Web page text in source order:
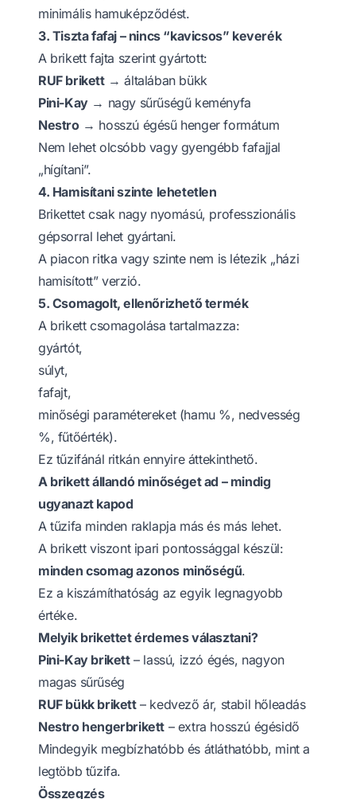
minimális hamuképződést.
3. Tiszta fafaj – nincs “kavicsos” keverék
A brikett fajta szerint gyártott:
RUF brikett→ általában bükk
Pini-Kay→ nagy sűrűségű keményfa
Nestro→ hosszú égésű henger formátum
Nem lehet olcsóbb vagy gyengébb fafajjal
„hígítani”.
4. Hamisítani szinte lehetetlen
Brikettet csak nagy nyomású, professzionális
gépsorral lehet gyártani.
A piacon ritka vagy szinte nem is létezik „házi
hamisított” verzió.
5. Csomagolt, ellenőrizhető termék
A brikett csomagolása tartalmazza:
gyártót,
súlyt,
fafajt,
minőségi paramétereket (hamu %, nedvesség
%, fűtőérték).
Ez tűzifánál ritkán ennyire áttekinthető.
A brikett állandó minőséget ad – mindig
ugyanazt kapod
A tűzifa minden raklapja más és más lehet.
A brikett viszont ipari pontossággal készül:
minden csomag azonos minőségű.
Ez a kiszámíthatóság az egyik legnagyobb
értéke.
Melyik brikettet érdemes választani?
Pini-Kay brikett– lassú, izzó égés, nagyon
magas sűrűség
RUF bükk brikett– kedvező ár, stabil hőleadás
Nestro hengerbrikett – extra hosszú égésidő
Mindegyik megbízhatóbb és átláthatóbb, mint a
legtöbb tűzifa.
Összegzés